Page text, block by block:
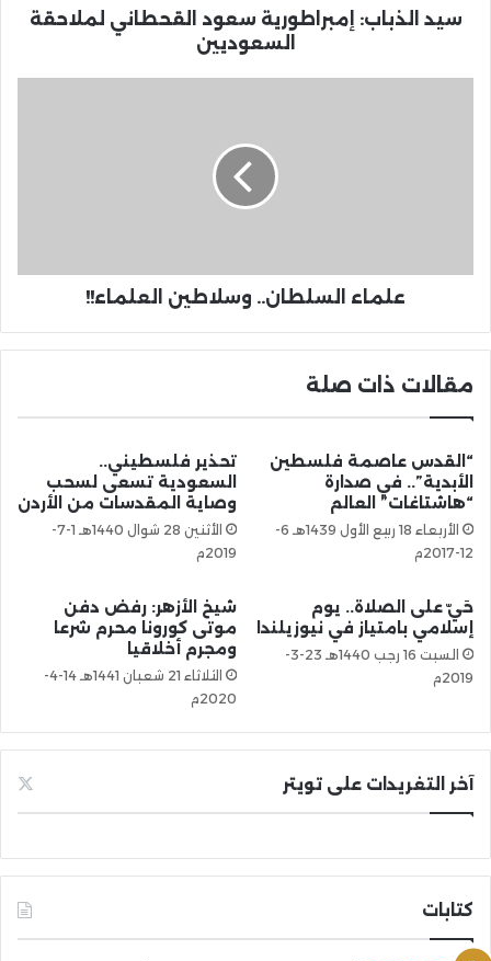
سيد الذباب: إمبراطورية سعود القحطاني لملاحقة
السعوديين
علماء السلطان.. وسلاطين العلماء!!
مقالات ذات صلة
“القدس عاصمة فلسطين
الأبدية”.. في صدارة
“هاشتاغات” العالم
الأربعاء 18 ربيع الأول 1439هـ 6-
12-2017م
تحذير فلسطيني..
السعودية تسعى لسحب
وصاية المقدسات من الأردن
الأثنين 28 شوال 1440هـ 1-7-
2019م
حَيّ على الصلاة.. يوم
إسلامي بامتياز في نيوزيلندا
السبت 16 رجب 1440هـ 23-3-
2019م
شيخ الأزهر: رفض دفن
موتى كورونا محرم شرعا
ومجرم أخلاقيا
الثلاثاء 21 شعبان 1441هـ 14-4-
2020م
آخر التغريدات على تويتر
كتابات